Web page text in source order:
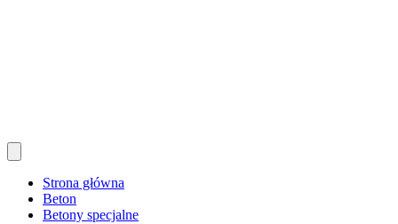
Strona główna
Beton
Betony specjalne